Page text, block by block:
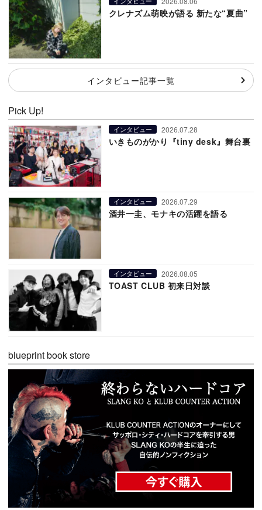
クレナズム萌映が語る 新たな“夏曲”
インタビュー記事一覧
Pick Up!
インタビュー 2026.07.28
いきものがかり『tiny desk』舞台裏
インタビュー 2026.07.29
酒井一圭、モナキの活躍を語る
インタビュー 2026.08.05
TOAST CLUB 初来日対談
blueprint book store